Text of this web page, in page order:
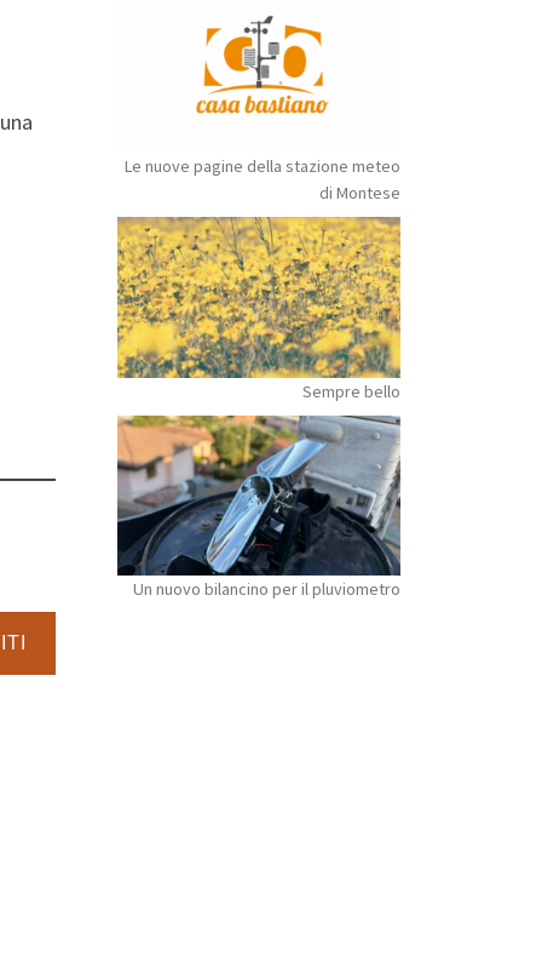
Le nuove pagine della stazione meteo
di Montese
Sempre bello
Un nuovo bilancino per il pluviometro